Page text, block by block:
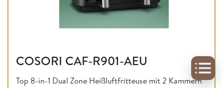
COSORI CAF-R901-AEU
Top 8-in-1 Dual Zone Heißluftfritteuse mit 2 Kammern